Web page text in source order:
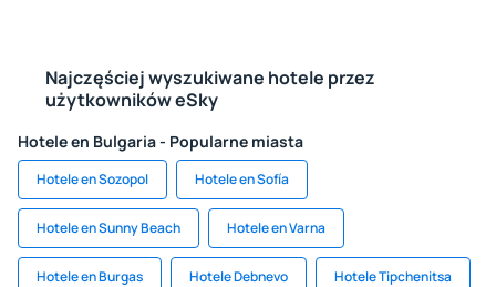
Najczęściej wyszukiwane hotele przez
użytkowników eSky
Hotele en Bulgaria - Popularne miasta
Hotele en Sozopol Hotele en Sofía
Hotele en Sunny Beach Hotele en Varna
Hotele en Burgas Hotele Debnevo Hotele Tipchenitsa